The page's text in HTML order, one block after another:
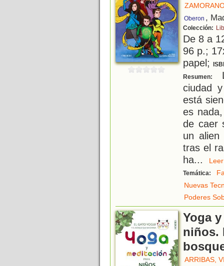
Oberon ,
Colección:
De 8 a
96 p.;
papel;
Resumen:
ciudad
está
es
de caer
un alien
tras el
ha...
Temática:
Nuevas
Poderes
Yoga
niños.
ARRIBAS,